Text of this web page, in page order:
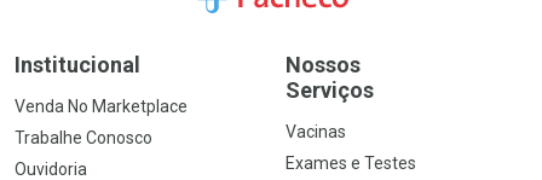
Institucional
Venda No Marketplace
Trabalhe Conosco
Ouvidoria
Nossos
Serviços
Vacinas
Exames e Testes